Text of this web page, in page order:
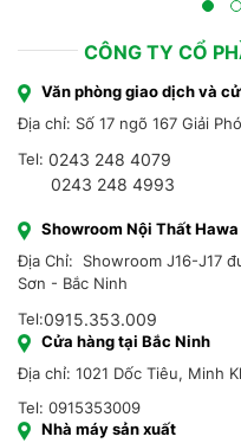
Văn phòng giao dịch và
0243 248 4079
Showroom Nội Thất Hawa
Địa Chỉ: Showroom J16-J17
Tel:0915.353.009
Cửa hàng tại Bắc Ninh
Tel: 0915353009